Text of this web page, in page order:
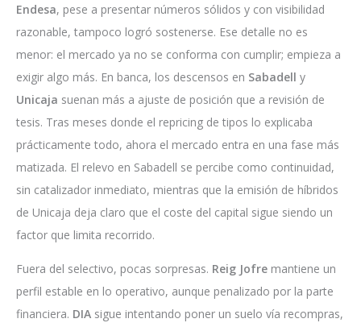
Endesa, pese a presentar números sólidos y con visibilidad
razonable, tampoco logró sostenerse. Ese detalle no es
menor: el mercado ya no se conforma con cumplir; empieza a
exigir algo más. En banca, los descensos en Sabadell y
Unicaja suenan más a ajuste de posición que a revisión de
tesis. Tras meses donde el repricing de tipos lo explicaba
prácticamente todo, ahora el mercado entra en una fase más
matizada. El relevo en Sabadell se percibe como continuidad,
sin catalizador inmediato, mientras que la emisión de híbridos
de Unicaja deja claro que el coste del capital sigue siendo un
factor que limita recorrido.
Fuera del selectivo, pocas sorpresas. Reig Jofre mantiene un
perfil estable en lo operativo, aunque penalizado por la parte
financiera. DIA sigue intentando poner un suelo vía recompras,